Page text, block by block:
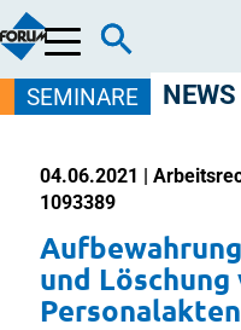
Menü
SEMINARE NEWS
04.06.2021 |
1093389
und Löschung
Personalakten